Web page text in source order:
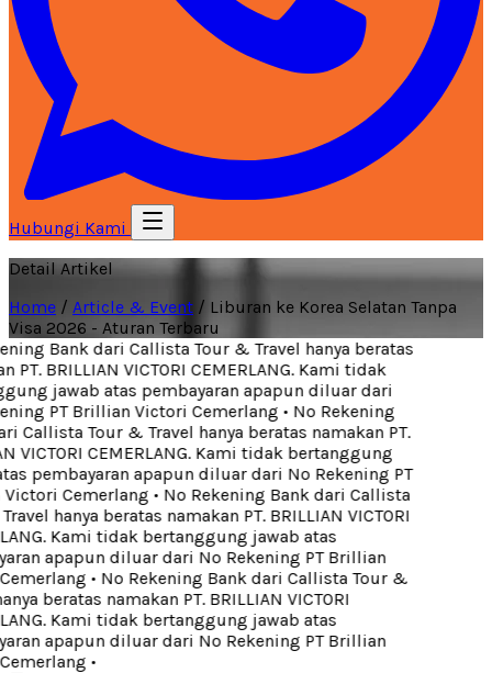
Hubungi Kami
Detail Artikel
Home / Article & Event / Liburan ke Korea Selatan Tanpa
Visa 2026 - Aturan Terbaru
Bank dari Callista Tour & Travel hanya beratas
BRILLIAN VICTORI CEMERLANG. Kami tidak
jawab atas pembayaran apapun diluar dari
PT Brillian Victori Cemerlang• No Rekening
Callista Tour & Travel hanya beratas namakan PT.
VICTORI CEMERLANG. Kami tidak bertanggung
pembayaran apapun diluar dari No Rekening PT
Cemerlang• No Rekening Bank dari Callista
hanya beratas namakan PT. BRILLIAN VICTORI
Kami tidak bertanggung jawab atas
apapun diluar dari No Rekening PT Brillian
• No Rekening Bank dari Callista Tour &
beratas namakan PT. BRILLIAN VICTORI
Kami tidak bertanggung jawab atas
apapun diluar dari No Rekening PT Brillian
•